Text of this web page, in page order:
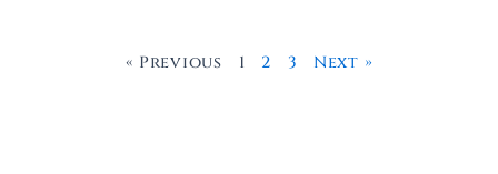
« Previous 1 2 3 Next »